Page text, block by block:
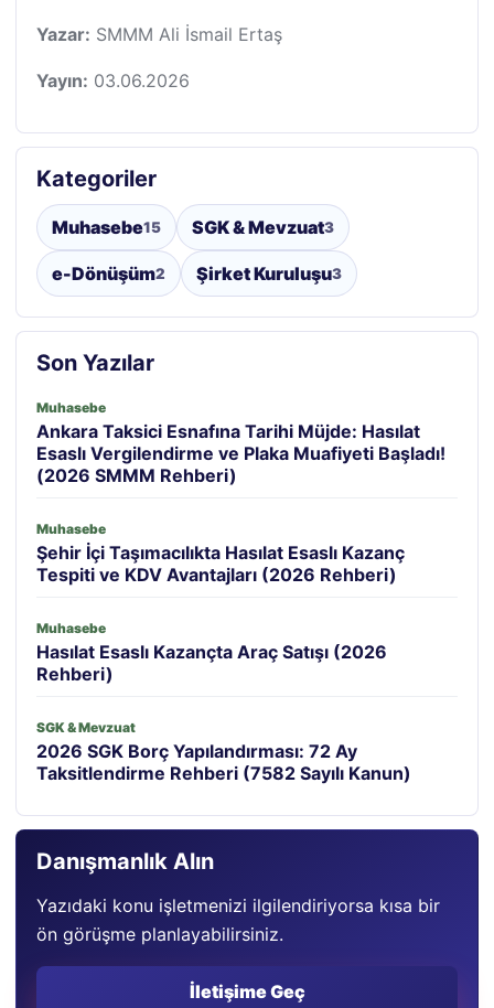
Yazar: SMMM Ali İsmail Ertaş
Yayın: 03.06.2026
Kategoriler
Muhasebe15 SGK & Mevzuat3
e-Dönüşüm2 Şirket Kuruluşu3
Son Yazılar
Muhasebe
Ankara Taksici Esnafına Tarihi Müjde: Hasılat
Esaslı Vergilendirme ve Plaka Muafiyeti Başladı!
(2026 SMMM Rehberi)
Muhasebe
Şehir İçi Taşımacılıkta Hasılat Esaslı Kazanç
Tespiti ve KDV Avantajları (2026 Rehberi)
Muhasebe
Hasılat Esaslı Kazançta Araç Satışı (2026
Rehberi)
SGK & Mevzuat
2026 SGK Borç Yapılandırması: 72 Ay
Taksitlendirme Rehberi (7582 Sayılı Kanun)
Danışmanlık Alın
Yazıdaki konu işletmenizi ilgilendiriyorsa kısa bir
ön görüşme planlayabilirsiniz.
İletişime Geç